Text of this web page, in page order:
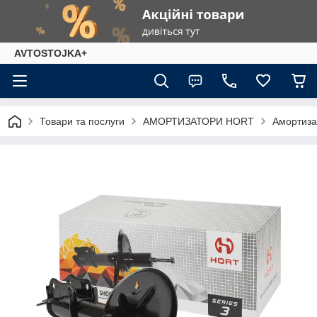
AVTOSTOJKA+
Товари та послуги АМОРТИЗАТОРИ HORT